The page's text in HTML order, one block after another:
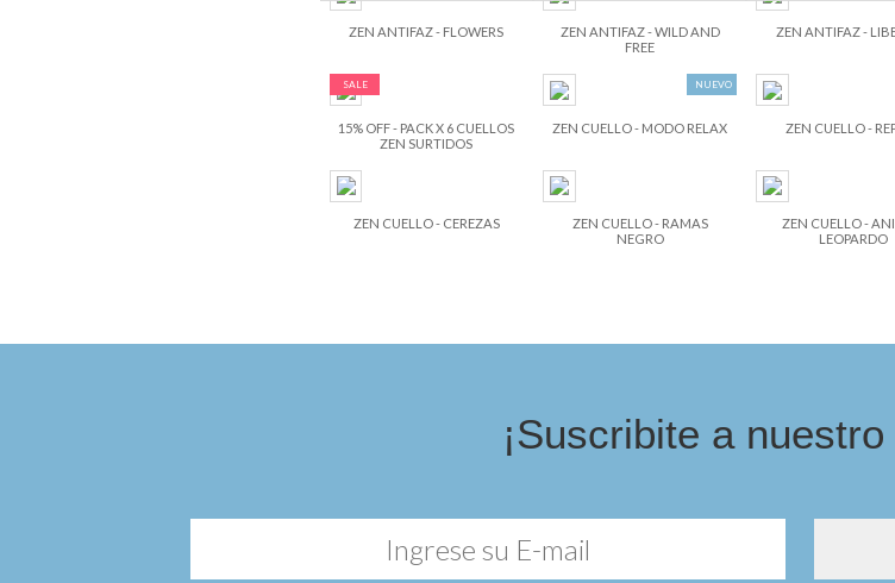
ZEN ANTIFAZ - FLOWERS
ZEN ANTIFAZ - WILD AND
FREE
ZEN ANTIFAZ -
SALE
15% OFF - PACK X 6 CUELLOS
ZEN SURTIDOS
NUEVO
ZEN CUELLO - MODO RELAX ZEN CUELLO -
ZEN CUELLO - CEREZAS
ZEN CUELLO - RAMAS
NEGRO
ZEN CUELLO -
LEOPARDO
¡Suscribite a